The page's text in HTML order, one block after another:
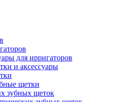
для ирригаторов
и аксессуары
щетки
зубных щеток